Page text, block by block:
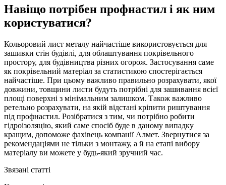
Навіщо потрібен профнастил і як ним
користуватися?
Кольоровий лист металу найчастіше використовується для
зашивки стін будівлі, для облаштування покрівельного
простору, для будівництва різних огорож. Застосування саме
як покрівельний матеріал за статистикою спостерігається
найчастіше. При цьому важливо правильно розрахувати, якої
довжини, товщини листи будуть потрібні для зашивання всієї
площі поверхні з мінімальним залишком. Також важливо
ретельно розрахувати, на якій відстані кріпити риштування
під профнастил. Розібратися з тим, чи потрібно робити
гідроізоляцію, який саме спосіб буде в даному випадку
кращим, допоможе фахівець компанії Алмет. Звернутися за
рекомендаціями не тільки з монтажу, а й на етапі вибору
матеріалу ви можете у будь-який зручний час.
Звязані статті